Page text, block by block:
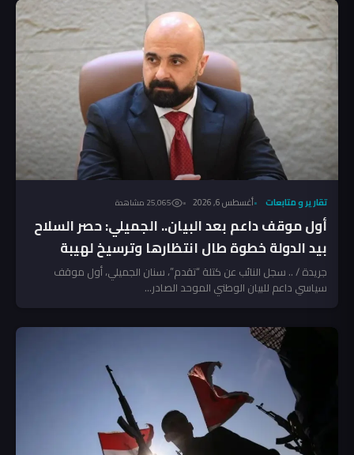
تقارير و متابعات أغسطس 6, 2026 25٬065 مشاهدة
أول موقف داعم بعد البيان.. الجميلي: حصر السلاح
بيد الدولة خطوة طال انتظارها وترسيخ لهيبة
القانون
جريدة / .. سجل النائب عن كتلة “تقدم”، سنان الجميلي، أول موقف
سياسي داعم للبيان الوطني الموحد الصادر...